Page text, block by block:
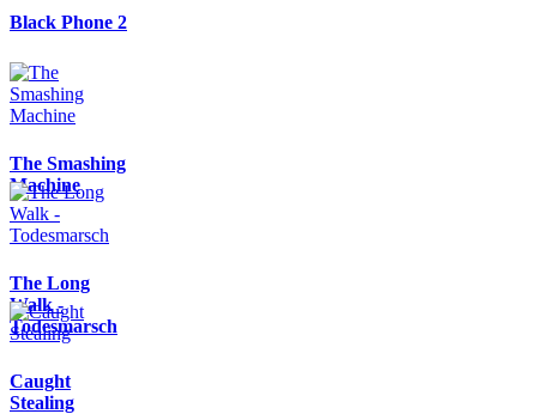
Black Phone 2
The Smashing
Machine
The Long
Walk -
Todesmarsch
Caught
Stealing